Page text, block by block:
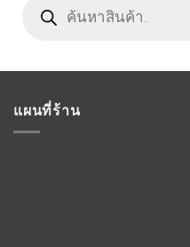
search
แผนที่ร้าน